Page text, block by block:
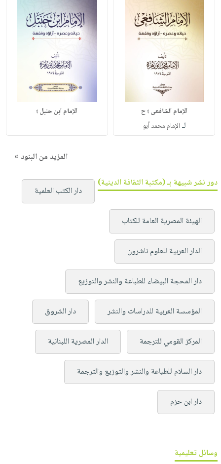
الإمام الشافعى ؛ ح
لـ الإمام محمد أبو
الإمام ابن حنبل ؛
المزيد من البنود »
دور نشر شبيهة بـ (مكتبة الثقافة الدينية)
دار الكتب العلمية
الهيئة المصرية العامة للكتاب
الدار العربية للعلوم ناشرون
دار المحجة البيضاء للطباعة والنشر والتوزيع
المؤسسة العربية للدراسات والنشر دار الشروق
المركز القومي للترجمة الدار المصرية اللبنانية
دار السلام للطباعة والنشر والتوزيع والترجمة
دار ابن حزم
وسائل تعليمية